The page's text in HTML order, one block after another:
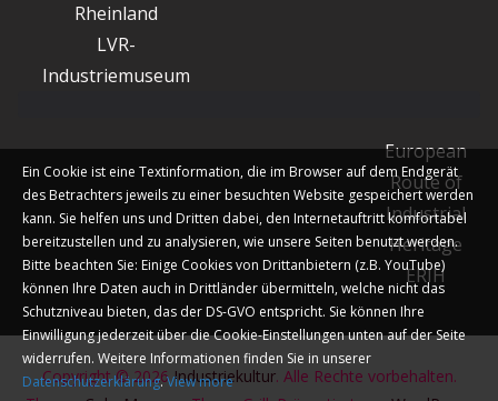
Rheinland
LVR-
Industriemuseum
European
Route of
Industrial
Heritage
ERIH
Copyright © 2026Industriekultur. Alle Rechte vorbehalten.
Ein Cookie ist eine Textinformation, die im Browser auf dem Endgerät
des Betrachters jeweils zu einer besuchten Website gespeichert werden
kann. Sie helfen uns und Dritten dabei, den Internetauftritt komfortabel
bereitzustellen und zu analysieren, wie unsere Seiten benutzt werden.
Bitte beachten Sie: Einige Cookies von Drittanbietern (z.B. YouTube)
können Ihre Daten auch in Drittländer übermitteln, welche nicht das
Schutzniveau bieten, das der DS-GVO entspricht. Sie können Ihre
Einwilligung jederzeit über die Cookie-Einstellungen unten auf der Seite
widerrufen. Weitere Informationen finden Sie in unserer
Datenschutzerklärung.View more